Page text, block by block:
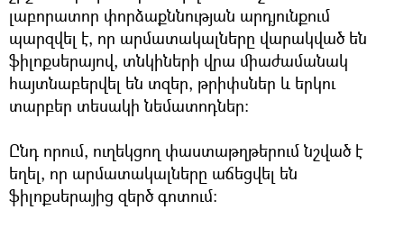
լաբորատոր փորձաքննության արդյունքում
պարզվել է, որ արմատակալները վարակված են
ֆիլոքսերայով, տնկիների վրա միաժամանակ
հայտնաբերվել են տզեր, թրիփսներ և երկու
տարբեր տեսակի նեմատոդներ:
Ընդ որում, ուղեկցող փաստաթղթերում նշված է
եղել, որ արմատակալները աճեցվել են
ֆիլոքսերայից զերծ գոտում։